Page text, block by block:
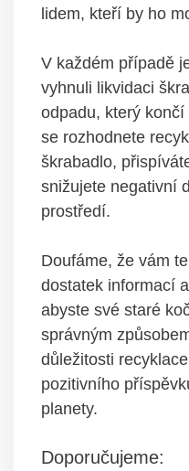
lidem, kteří by ho
V každém případě
vyhnuli likvidaci
odpadu, který
se rozhodnete
škrabadlo,
snižujete negativní
prostředí.
Doufáme, že vám
dostatek informací
abyste své staré
správným
důležitosti
pozitivního
planety.
Doporučujeme: